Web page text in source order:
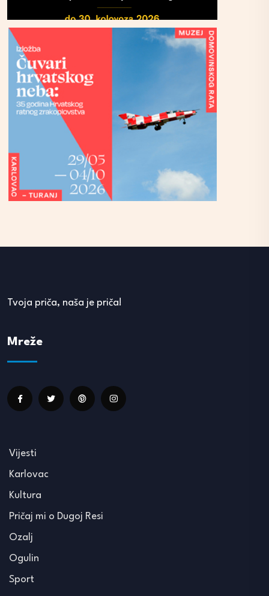
Tvoja priča, naša je priča!
Mreže
Vijesti
Karlovac
Kultura
Pričaj mi o Dugoj Resi
Ozalj
Ogulin
Sport